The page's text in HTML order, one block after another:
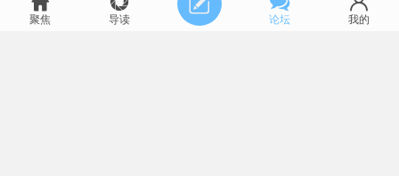
175801 2025-1-18 3287
聚焦 导读 论坛 我的